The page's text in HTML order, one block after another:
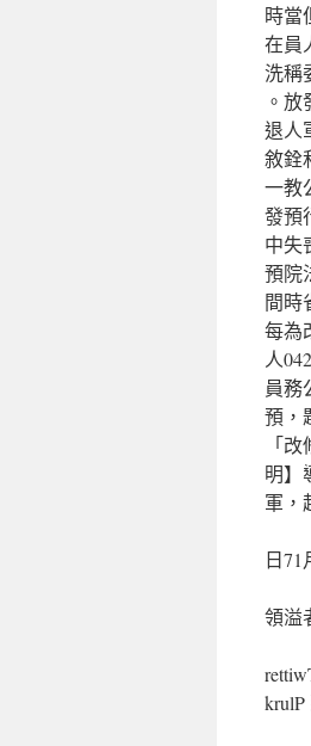
時當
在員
洗稱
。
退人
敘銓
一教
發預
中失
預院
間時
每為
人
員務
預，
「
明】
軍，
日71
領溢